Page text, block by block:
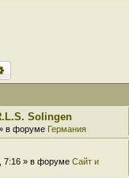
Solingen
в форуме Германия
7:16 » в форуме Сайт и